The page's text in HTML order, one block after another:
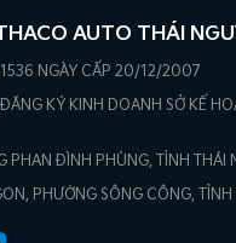
AUTO THÁI
NGÀY CẤP 20/12/2007
KÝ KINH DOANH SỞ KẾ
PHAN ĐÌNH PHÙNG, TỈNH THÁI
PHƯỜNG SÔNG CÔNG, TỈNH